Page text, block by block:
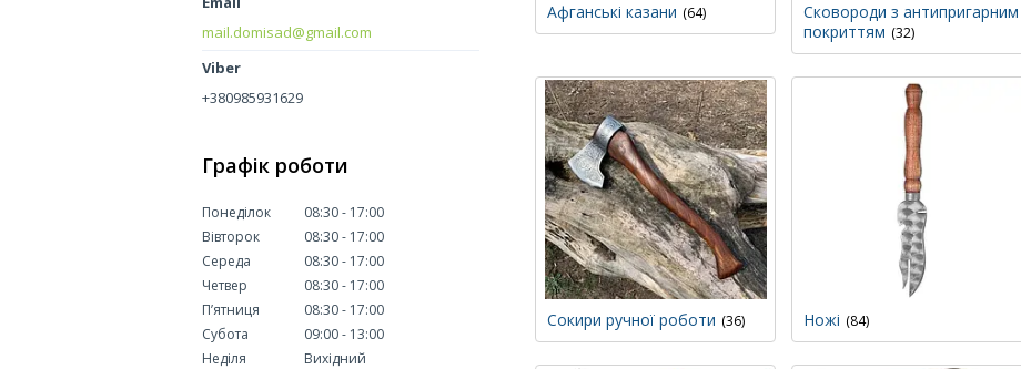
Афганські казани 64
Сковороди з антипригарним
покриттям
32
Сокири ручної роботи 36 Ножі 84
mail.domisad@gmail.com
+380985931629
Графік роботи
Понеділок 08:30
17:00
Вівторок
08:30
17:00
Середа
08:30
17:00
Четвер
08:30
17:00
Пʼятниця
08:30
17:00
Субота
09:00
13:00
Неділя
Вихідний